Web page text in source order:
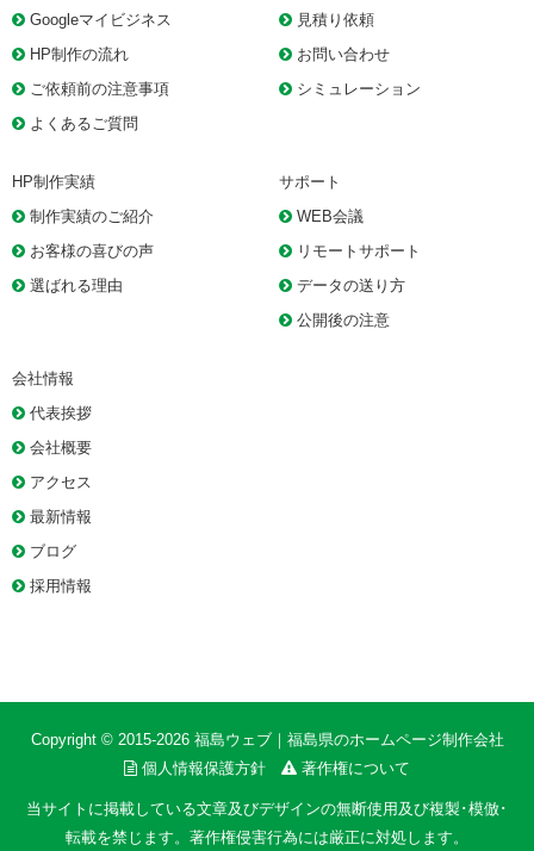
Googleマイビジネス
HP制作の流れ
ご依頼前の注意事項
よくあるご質問
見積り依頼
お問い合わせ
シミュレーション
HP制作実績
制作実績のご紹介
お客様の喜びの声
選ばれる理由
サポート
WEB会議
リモートサポート
データの送り方
公開後の注意
会社情報
代表挨拶
会社概要
アクセス
最新情報
ブログ
採用情報
Copyright © 2015-2026 福島ウェブ｜福島県のホームページ制作会社
個人情報保護方針
著作権について
当サイトに掲載している文章及びデザインの無断使用及び複製･模倣･
転載を禁じます。著作権侵害行為には厳正に対処します。